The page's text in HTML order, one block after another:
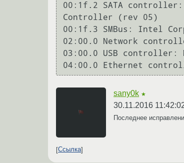
00:1f.2 SATA controller:
Controller (rev 05)
00:1f.3 SMBus: Intel
02:00.0 Network
03:00.0 USB controller:
sany0k ★
30.11.2016
Последнее
Ссылка